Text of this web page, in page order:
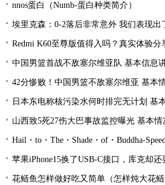
nnos蛋白（Numb-蛋白种类简介）
埃里克森：0-2落后非常意外 我们表现出
Redmi K60至尊版值得入吗？真实体验分
中国男篮首战不敌塞尔维亚队 基本信息
42分惨败！中国男篮不敌塞尔维亚 基本
日本东电称核污染水何时排完无计划 基
山西致5死27伤大巴事故监控曝光 基本情
Hail・to・The・Shade・of・Buddha-
苹果iPhone15换了USB-C接口，库克却还
花鲢鱼怎样做好吃又简单（怎样炖大花鲢